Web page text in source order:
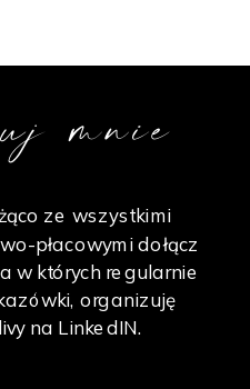
mnie
ze wszystkimi
płacowymi dołącz
w których regularnie
organizuję
na LinkedIN.